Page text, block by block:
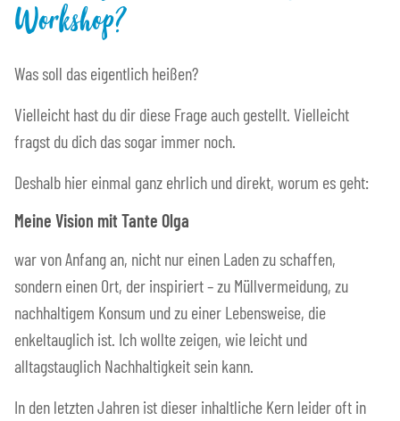
Workshop?
Was soll das eigentlich heißen?
Vielleicht hast du dir diese Frage auch gestellt. Vielleicht
fragst du dich das sogar immer noch.
Deshalb hier einmal ganz ehrlich und direkt, worum es geht:
Meine Vision mit Tante Olga
war von Anfang an, nicht nur einen Laden zu schaffen,
sondern einen Ort, der inspiriert – zu Müllvermeidung, zu
nachhaltigem Konsum und zu einer Lebensweise, die
enkeltauglich ist. Ich wollte zeigen, wie leicht und
alltagstauglich Nachhaltigkeit sein kann.
In den letzten Jahren ist dieser inhaltliche Kern leider oft in